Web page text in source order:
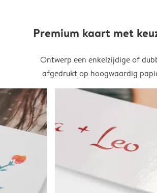
Premium kaart met
Ontwerp een enkelzijdige of
afgedrukt op hoogwaardig